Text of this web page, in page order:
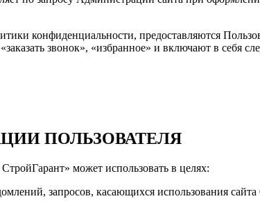
конфиденциальности, предоставляются
звонок», «избранное» и включают в себя
ПОЛЬЗОВАТЕЛЯ
может использовать в целях:
запросов, касающихся использования